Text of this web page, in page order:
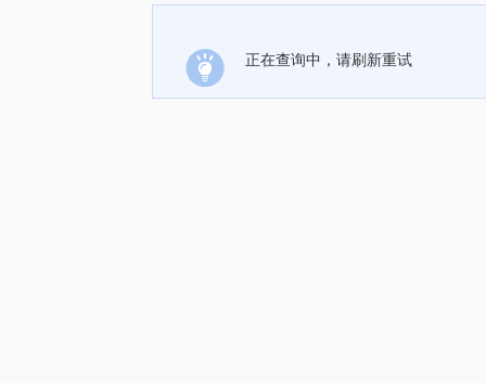
正在查询中，请刷新重试